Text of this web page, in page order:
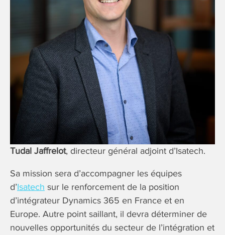
Tudal Jaffrelot, directeur général adjoint d’Isatech.
Sa mission sera d’accompagner les équipes
d’Isatech sur le renforcement de la position
d’intégrateur Dynamics 365 en France et en
Europe. Autre point saillant, il devra déterminer de
nouvelles opportunités du secteur de l’intégration et